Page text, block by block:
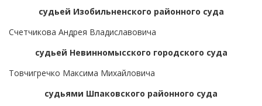
судьей Изобильненского районного суда
Счетчикова Андрея Владиславовича
судьей Невинномысского городского суда
Товчигречко Максима Михайловича
судьями Шпаковского районного суда